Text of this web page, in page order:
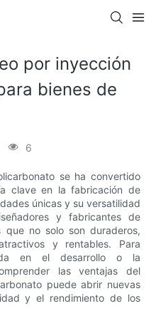
por inyección
bienes de
6
se ha convertido
clave en la fabricación de
únicas y su versatilidad
y fabricantes de
no solo son duraderos,
y rentables. Para
en el desarrollo o la
las ventajas del
puede abrir nuevas
y el rendimiento de los